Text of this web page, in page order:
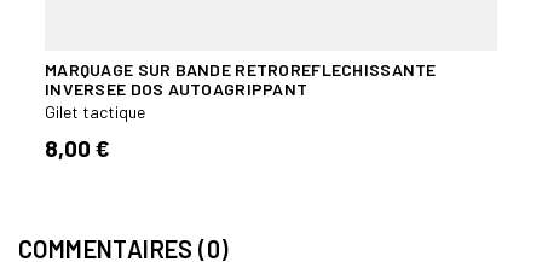
MARQUAGE SUR BANDE RETROREFLECHISSANTE
INVERSEE DOS AUTOAGRIPPANT
Gilet tactique
8,00 €
COMMENTAIRES (0)